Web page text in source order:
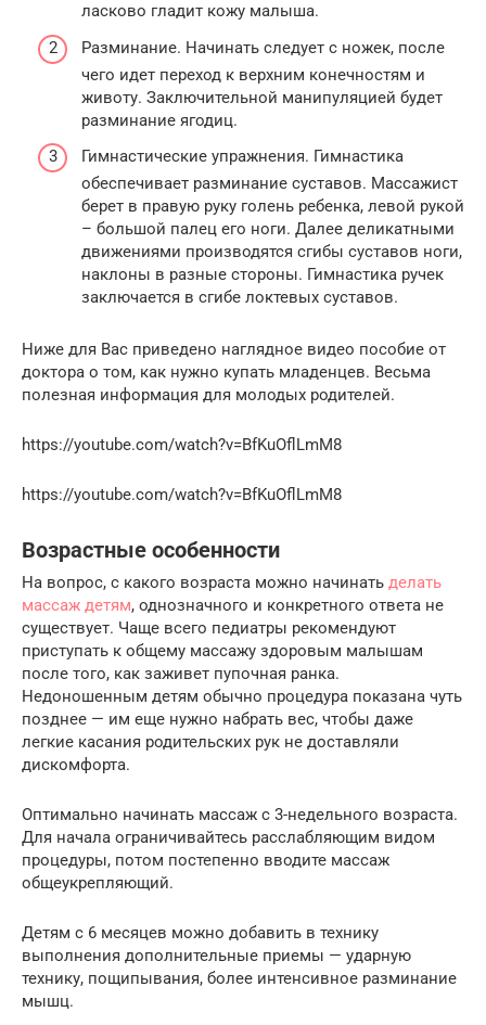
ласково гладит кожу малыша.
Разминание. Начинать следует с ножек, после
чего идет переход к верхним конечностям и
животу. Заключительной манипуляцией будет
разминание ягодиц.
Гимнастические упражнения. Гимнастика
обеспечивает разминание суставов. Массажист
берет в правую руку голень ребенка, левой рукой
– большой палец его ноги. Далее деликатными
движениями производятся сгибы суставов ноги,
наклоны в разные стороны. Гимнастика ручек
заключается в сгибе локтевых суставов.
Ниже для Вас приведено наглядное видео пособие от
доктора о том, как нужно купать младенцев. Весьма
полезная информация для молодых родителей.
https://youtube.com/watch?v=BfKuOflLmM8
https://youtube.com/watch?v=BfKuOflLmM8
Возрастные особенности
На вопрос, с какого возраста можно начинать делать
массаж детям, однозначного и конкретного ответа не
существует. Чаще всего педиатры рекомендуют
приступать к общему массажу здоровым малышам
после того, как заживет пупочная ранка.
Недоношенным детям обычно процедура показана чуть
позднее — им еще нужно набрать вес, чтобы даже
легкие касания родительских рук не доставляли
дискомфорта.
Оптимально начинать массаж с 3-недельного возраста.
Для начала ограничивайтесь расслабляющим видом
процедуры, потом постепенно вводите массаж
общеукрепляющий.
Детям с 6 месяцев можно добавить в технику
выполнения дополнительные приемы — ударную
технику, пощипывания, более интенсивное разминание
мышц.